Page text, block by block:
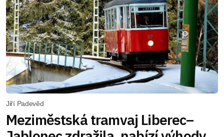
Jiří Padevěd
Meziměstská tramvaj Liberec–